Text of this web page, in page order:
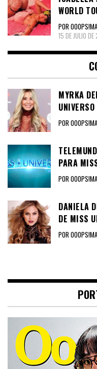
WORLD
POR
15 DE JULIO
MYRKA
POR
PARA
POR
DANIELA
DE MISS
POR